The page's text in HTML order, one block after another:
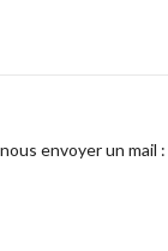
envoyer un mail :